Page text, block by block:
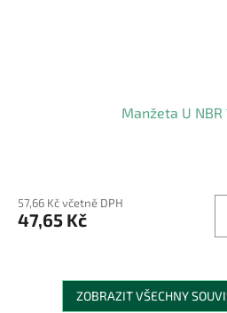
Manžeta U NBR
57,66 Kč včetně DPH
47,65 Kč
ZOBRAZIT VŠECHNY